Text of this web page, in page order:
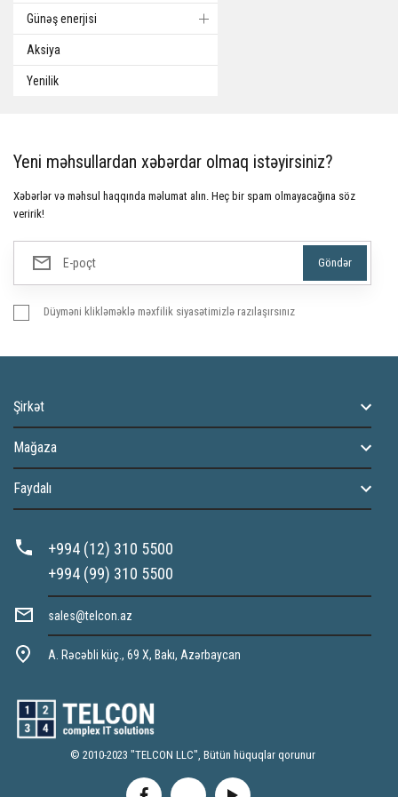
Günəş enerjisi
Aksiya
Yenilik
Yeni məhsullardan xəbərdar olmaq istəyirsiniz?
Xəbərlər və məhsul haqqında məlumat alın. Heç bir spam olmayacağına söz
veririk!
Düyməni klikləməklə məxfilik siyasətimizlə razılaşırsınız
Şirkət
Mağaza
Faydalı
+994 (12) 310 5500
+994 (99) 310 5500
sales@telcon.az
A. Rəcəbli küç., 69 X, Bakı, Azərbaycan
© 2010-2023 "TELCON LLC", Bütün hüquqlar qorunur